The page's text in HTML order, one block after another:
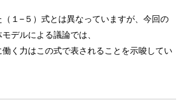
１−５）式とは異なっていますが、今回の
デルによる議論では、
く力はこの式で表されることを示唆してい